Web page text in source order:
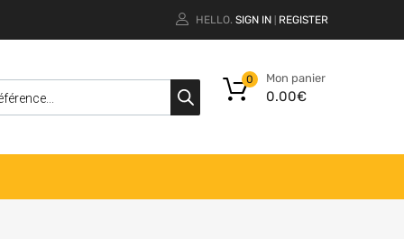
HELLO. SIGN IN REGISTER
Mon panier
0.00€
0